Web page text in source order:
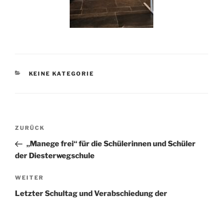
KATEGORIEN
KEINE KATEGORIE
Beitragsnavigation
Vorheriger
Beitrag
ZURÜCK
„Manege frei“ für die Schülerinnen und Schüler
der Diesterwegschule
Nächster
Beitrag
WEITER
Letzter Schultag und Verabschiedung der